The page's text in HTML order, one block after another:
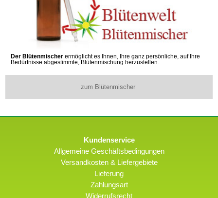
Der Blütenmischer ermöglicht es Ihnen, Ihre ganz persönliche, auf Ihre
Bedürfnisse abgestimmte, Blütenmischung herzustellen.
zum Blütenmischer
Kundenservice
Allgemeine Geschäftsbedingungen
Versandkosten & Liefergebiete
Lieferung
Zahlungsart
Widerrufsrecht